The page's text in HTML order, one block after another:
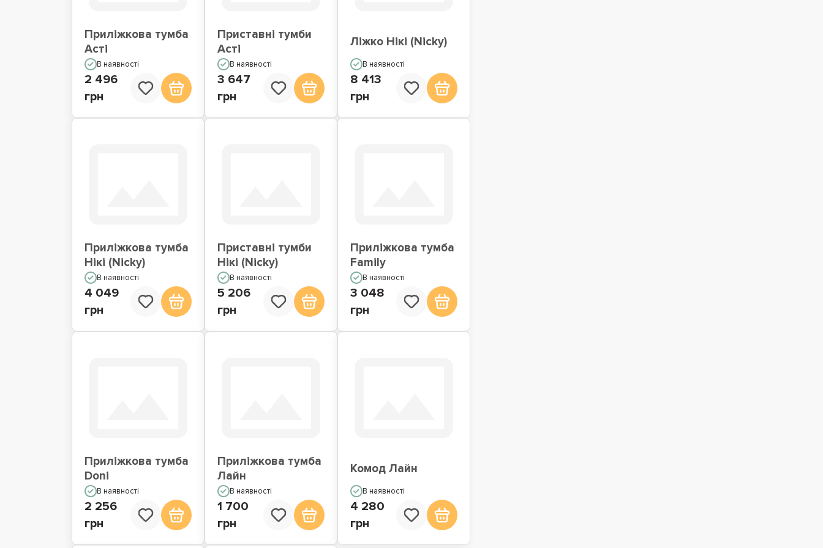
Приліжкова тумба
Асті
В наявності
2 496
грн
Приставні тумби
Асті
В наявності
3 647
грн
Ліжко Нікі (Nicky)
В наявності
8 413
грн
Приліжкова тумба
Нікі (Nicky)
В наявності
4 049
грн
Приставні тумби
Нікі (Nicky)
В наявності
5 206
грн
Приліжкова тумба
Family
В наявності
3 048
грн
Приліжкова тумба
Doni
В наявності
2 256
грн
Приліжкова тумба
Лайн
В наявності
1 700
грн
Комод Лайн
В наявності
4 280
грн